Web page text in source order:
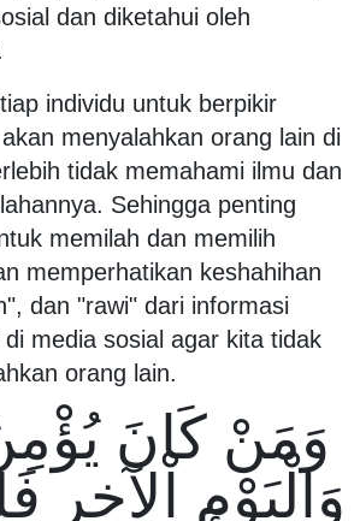
dan diketahui oleh
individu untuk berpikir
menyalahkan orang lain di
tidak memahami ilmu dan
Sehingga penting
memilah dan memilih
memperhatikan keshahihan
dan "rawi" dari informasi
media sosial agar kita tidak
orang lain.
وَمَنْ كَانَ
وَالْيَوْمِ اْلآخِرِ